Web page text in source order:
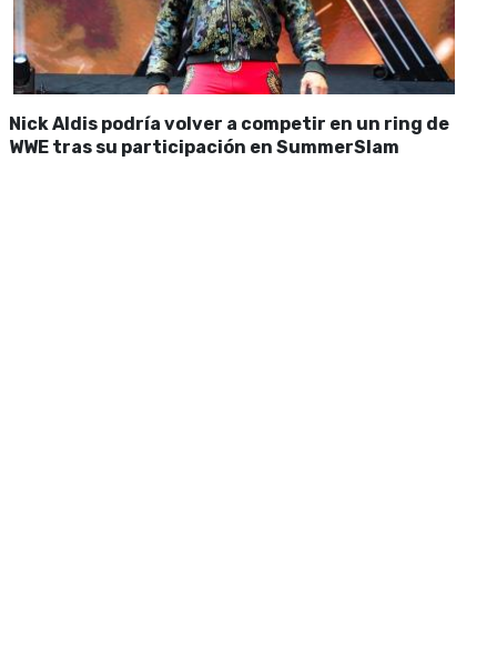
Nick Aldis podría volver a competir en un ring de
WWE tras su participación en SummerSlam